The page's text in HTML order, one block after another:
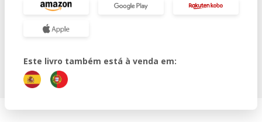
Este livro também está à venda em: